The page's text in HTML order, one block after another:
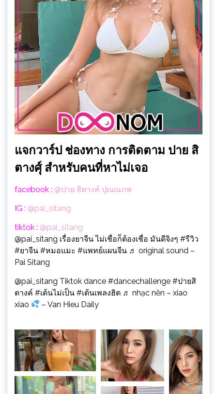
แจกวาร์ป ช่องทาง การติดตาม ปาย สิ
ตางศุ์ สำหรับคนที่หาไม่เจอ
facebook : @ปาย สิตางค์ ปุณณภพ
IG : @pai_sitang
tiktok : @pai_sitang
@pai_sitang เรื่องยาจีน ไม่เชื่อก็ต้องเชื่อ มันดีจิงๆ #รีวิว
#ยาจีน #หมอแมะ #แพทย์แผนจีน ♬ original sound –
Pai Sitang
@pai_sitang Tiktok dance #dancechallenge #ปายสิ
ตางค์ #เต้นไม่เป็น #เต้นเพลงฮิต ♬ nhạc nền – xiao
xiao
– Van Hieu Daily